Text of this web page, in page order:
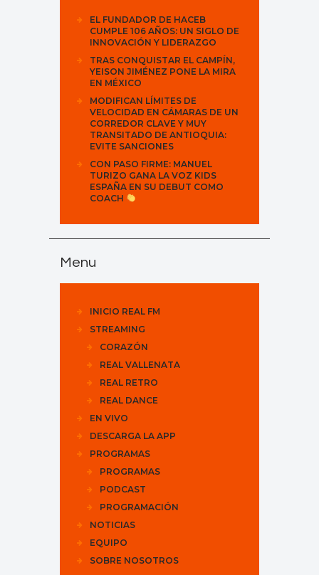
EL FUNDADOR DE HACEB
CUMPLE 106 AÑOS: UN SIGLO DE
INNOVACIÓN Y LIDERAZGO
TRAS CONQUISTAR EL CAMPÍN,
YEISON JIMÉNEZ PONE LA MIRA
EN MÉXICO
MODIFICAN LÍMITES DE
VELOCIDAD EN CÁMARAS DE UN
CORREDOR CLAVE Y MUY
TRANSITADO DE ANTIOQUIA:
EVITE SANCIONES
CON PASO FIRME: MANUEL
TURIZO GANA LA VOZ KIDS
ESPAÑA EN SU DEBUT COMO
COACH
Menu
INICIO REAL FM
STREAMING
CORAZÓN
REAL VALLENATA
REAL RETRO
REAL DANCE
EN VIVO
DESCARGA LA APP
PROGRAMAS
PROGRAMAS
PODCAST
PROGRAMACIÓN
NOTICIAS
EQUIPO
SOBRE NOSOTROS